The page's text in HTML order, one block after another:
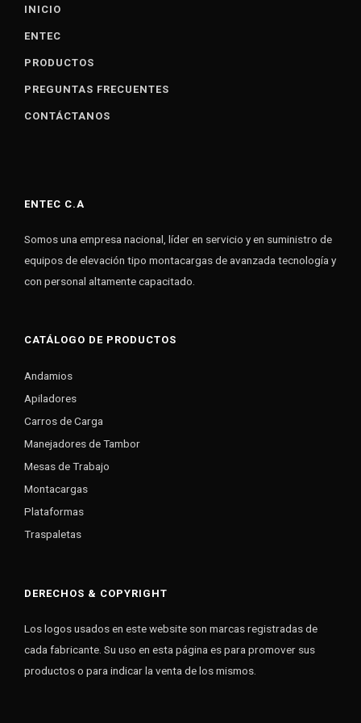
INICIO
ENTEC
PRODUCTOS
PREGUNTAS FRECUENTES
CONTÁCTANOS
ENTEC C.A
Somos una empresa nacional, líder en servicio y en suministro de
equipos de elevación tipo montacargas de avanzada tecnología y
con personal altamente capacitado.
CATÁLOGO DE PRODUCTOS
Andamios
Apiladores
Carros de Carga
Manejadores de Tambor
Mesas de Trabajo
Montacargas
Plataformas
Traspaletas
DERECHOS & COPYRIGHT
Los logos usados en este website son marcas registradas de
cada fabricante. Su uso en esta página es para promover sus
productos o para indicar la venta de los mismos.